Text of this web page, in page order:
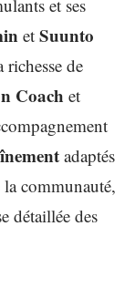
et ses
et Suunto
de
Coach et
adaptés
communauté,
détaillée des